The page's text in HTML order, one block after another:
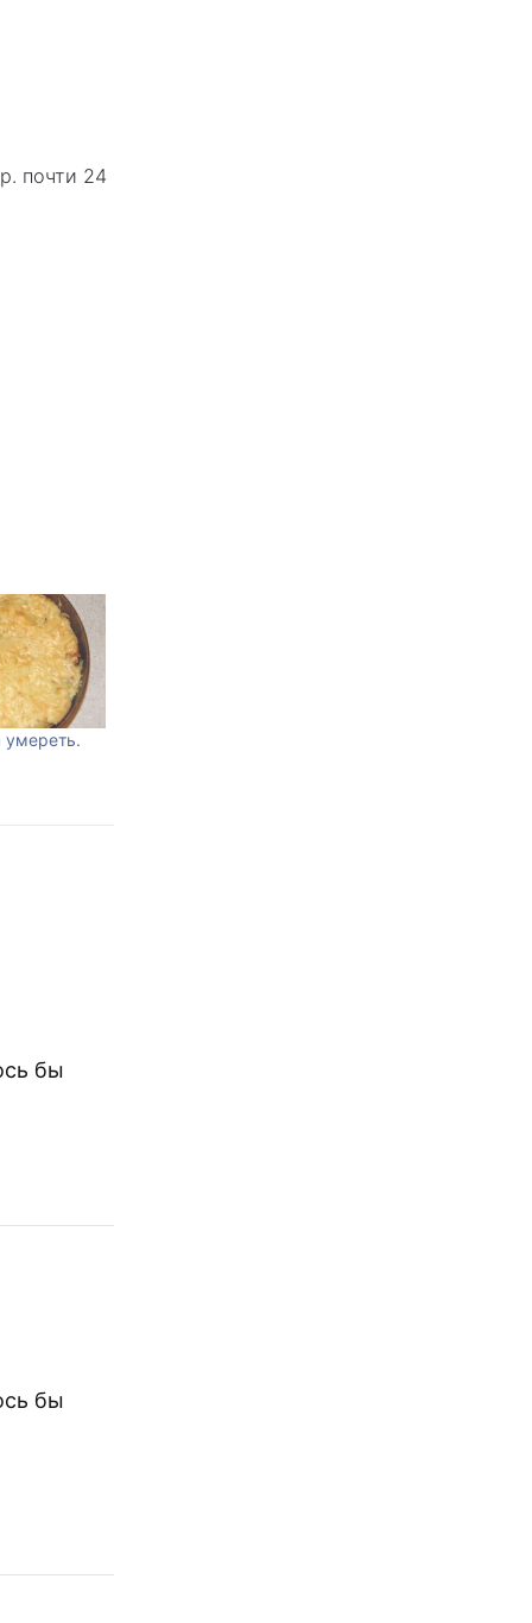
почти 24
бы
бы